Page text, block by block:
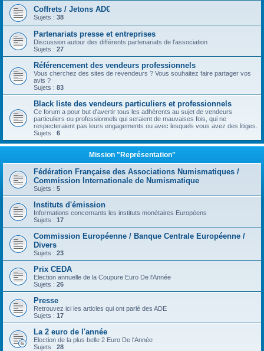
Coffrets / Jetons AD€
Sujets : 38
Partenariats presse et entreprises
Discussion autour des différents partenariats de l'association
Sujets : 27
Référencement des vendeurs professionnels
Vous cherchez des sites de revendeurs ? Vous souhaitez faire partager vos
avis ?
Sujets : 83
Black liste des vendeurs particuliers et professionnels
Ce forum a pour but d'avertir tous les adhérents au sujet de vendeurs
particuliers ou professionnels qui seraient de mauvaises fois, qui ne
respecteraient pas leurs engagements ou avec lesquels vous avez des litiges.
Sujets : 6
Mission "Représentation"
Fédération Française des Associations Numismatiques /
Commission Internationale de Numismatique
Sujets : 5
Instituts d'émission
Informations concernants les instituts monétaires Européens
Sujets : 17
Commission Européenne / Banque Centrale Européenne /
Divers
Sujets : 23
Prix CEDA
Election annuelle de la Coupure Euro De l'Année
Sujets : 26
Presse
Retrouvez ici les articles qui ont parlé des ADE
Sujets : 17
La 2 euro de l'année
Election de la plus belle 2 Euro De l'Année
Sujets : 28